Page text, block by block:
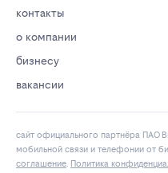
контакты
о компании
бизнесу
вакансии
сайт официального партнёра ПАО
мобильной связи и телефонии от
соглашение. Политика